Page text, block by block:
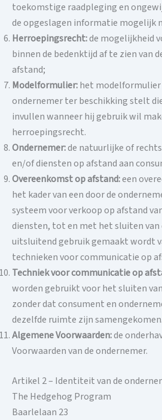
toekomstige raadpleging en
de opgeslagen informatie mogelijk
Herroepingsrecht:de mogelijkheid
binnen de bedenktijd af te zien van
afstand;
Modelformulier:het modelformulier
ondernemer ter beschikking stelt
invullen wanneer hij gebruik wil
herroepingsrecht.
Ondernemer:de natuurlijke of
en/of diensten op afstand aan
Overeenkomst op afstand:een
het kader van een door de
systeem voor verkoop op afstand
diensten, tot en met het sluiten van
uitsluitend gebruik gemaakt wordt
technieken voor communicatie op
Techniek voor communicatie op
worden gebruikt voor het sluiten
zonder dat consument en
dezelfde ruimte zijn samengekomen.
Algemene Voorwaarden:de
Voorwaarden van de ondernemer.
Artikel 2 – Identiteit van de
The Hedgehog Program
Baarlelaan 23